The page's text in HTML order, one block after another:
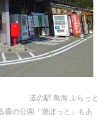
道の駅 鳥海 ふらっと
森の公園「遊ぽっと」もあ